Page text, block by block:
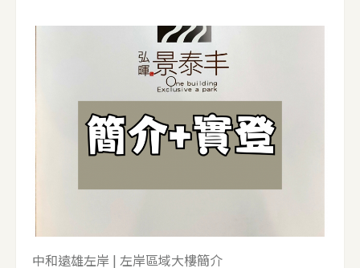
舊制的財產交易所得稅，並透過案例試算，讓您
輕鬆掌握節稅關鍵！ 第一關：我適用哪種稅制？
新制還是舊制？ 在了解退稅要件前，要先判斷您
出售的房產適用哪種所得稅制。簡單來說，是以
您取得房產的時間點來區分： &bull;新制（房地
合一稅）： 於 2016 年 1 月 1 日以後取得的房地
產適用。 &bull;舊制（財產交易所得稅）： 於
2015 年 12 月 31 日以前取得的房地產適用。 而土
地增值稅，無論新舊制，每次土地所有權移轉都
需要繳納。 為了讓您一目了然，我們將三種稅制
的重購退稅要件整理成以下表格： 項目 房地合一
中和遠雄左岸 | 左岸區域大樓簡介